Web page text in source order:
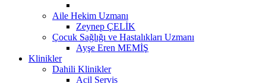
Aile Hekim Uzmanı
Zeynep ÇELİK
Çocuk Sağlığı ve Hastalıkları Uzmanı
Ayşe Eren MEMİŞ
Klinikler
Dahili Klinikler
Acil Servis